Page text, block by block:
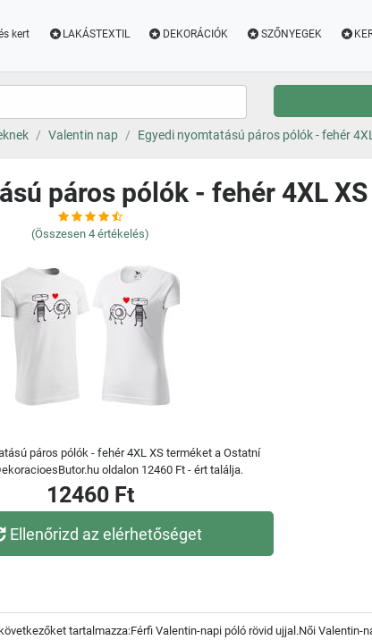
kert LAKÁSTEXTIL DEKORÁCIÓK SZŐNYEGEK
Valentin nap Egyedi nyomtatású páros pólók - fehér
páros pólók - fehér 4XL XS
(Összesen 4 értékelés)
páros pólók - fehér 4XL XS terméket a Ostatní
oldalon 12460 Ft - ért találja.
12460 Ft
Ellenőrizd az elérhetőséget
tartalmazza:Férfi Valentin-napi póló rövid ujjal.Női Valentin-